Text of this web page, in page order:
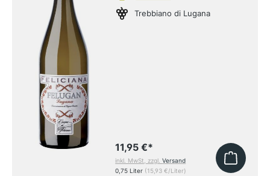
Trebbiano di Lugana
11,95 €*
inkl. MwSt, zzgl.Versand
0,75 Liter (15,93 €/Liter)